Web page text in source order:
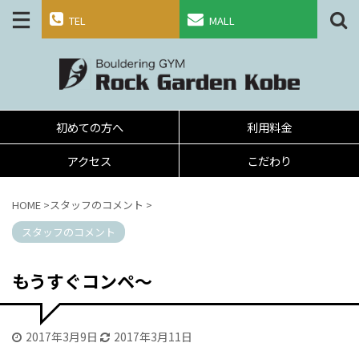
TEL MALL
初めての方へ
利用料金
アクセス
こだわり
HOME >スタッフのコメント >
スタッフのコメント
もうすぐコンペ～
2017年3月9日 2017年3月11日